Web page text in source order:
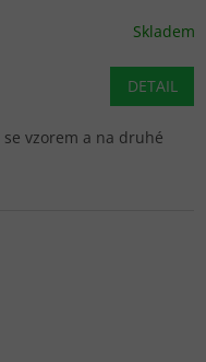
Skladem
DETAIL
vzorem a na druhé